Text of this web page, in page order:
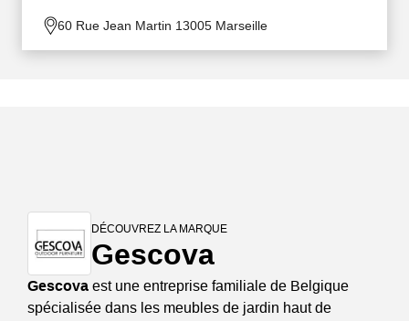
60 Rue Jean Martin 13005 Marseille
DÉCOUVREZ LA MARQUE
Gescova
Gescova est une entreprise familiale de Belgique
spécialisée dans les meubles de jardin haut de